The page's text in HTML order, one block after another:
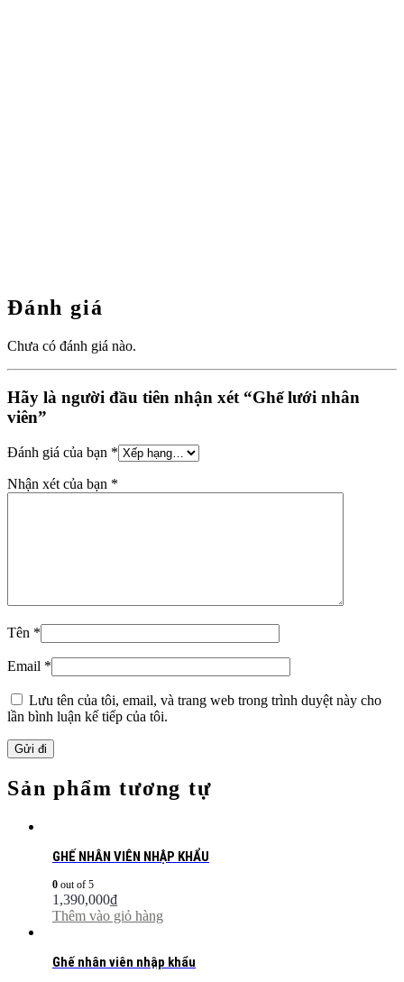
Đánh giá
Chưa có đánh giá nào.
Hãy là người đầu tiên nhận xét “Ghế lưới nhân
viên”
Đánh giá của bạn *
Nhận xét của bạn *
Tên *
Email *
Lưu tên của tôi, email, và trang web trong trình duyệt này cho
lần bình luận kế tiếp của tôi.
Sản phẩm tương tự
GHẾ NHÂN VIÊN NHẬP KHẨU
0 out of 5
1,390,000₫
Thêm vào giỏ hàng
Ghế nhân viên nhập khẩu